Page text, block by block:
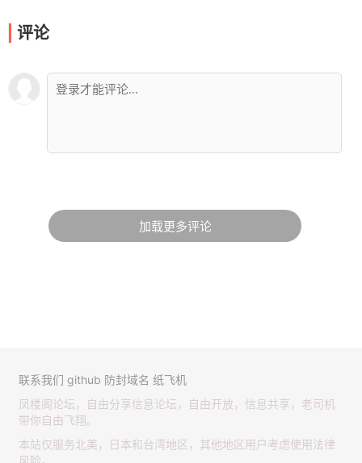
评论
加载更多评论
联系我们 github 防封域名 纸飞机
凤楼阁论坛，自由分享信息论坛，自由开放，信息共享，老司机
带你自由飞翔。
本站仅服务北美，日本和台湾地区，其他地区用户考虑使用法律
风险。